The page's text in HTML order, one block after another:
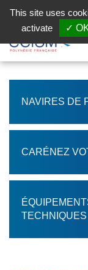
NAVIRES DE
CARÉNEZ
TECHNIQUES
This site uses
activate
✓